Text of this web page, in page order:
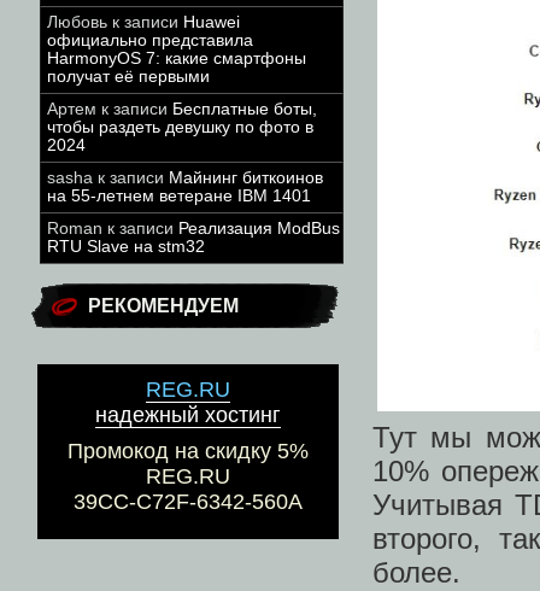
Любовь к записи Huawei
официально представила
HarmonyOS 7: какие смартфоны
получат её первыми
Артем к записи Бесплатные боты,
чтобы раздеть девушку по фото в
2024
sasha к записи Майнинг биткоинов
на 55-летнем ветеране IBM 1401
Roman к записи Реализация ModBus
RTU Slave на stm32
РЕКОМЕНДУЕМ
REG.RU
надежный хостинг
Промокод на скидку 5%
REG.RU
39CC-C72F-6342-560A
Тут мы
10%
Учитывая
второго,
более.